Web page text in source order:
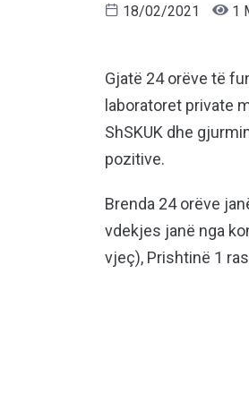
18/02/2021 1
Gjatë 24 orëve të
laboratoret private
ShSKUK dhe
pozitive.
Brenda 24 orëve
vdekjes janë nga
vjeç), Prishtinë 1